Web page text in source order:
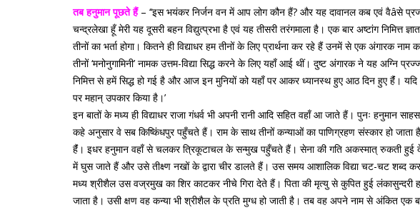
तब हनुमान पूछते हैं – ‘‘इस भयंकर निर्जन वन में आप लोग कौन हैं? और यह दावानल कब एवं वैâसे
चन्द्रलेखा हूँ मेरी यह दूसरी बहन विद्युत्प्रभा है एवं यह तीसरी तरंगमाला है। एक बार अष्टांग निमित्त
तीनों का भर्ता होगा। कितने ही विद्याधर हम तीनों के लिए प्रार्थना कर रहे हैं उनमें से एक अंगारक
तीनों ‘मनोनुगामिनी’ नामक उत्तम-विद्या सिद्ध करने के लिए यहाँ आई थीं। दुष्ट अंगारक ने यह अग्नि
निमित्त से हमें सिद्ध हो गई है और आज इन मुनियों को यहाँ पर आकर ध्यानस्थ हुए आठ दिन हुए हैंं।
पर महान् उपकार किया है।’
इन बातों के मध्य ही विद्याधर राजा गंधर्व भी अपनी रानी आदि सहित वहाँ आ जाते हैं। पुनः हनुमान
कहे अनुसार वे सब किष्किंधपुर पहुँचते हैं। राम के साथ तीनों कन्याओं का पाणिग्रहण संस्कार हो जाता
हैंं। इधर हनुमान वहाँ से चलकर त्रिकूटाचल के सन्मुख पहुँचते हैं। सेना की गति अकस्मात् रुकती हुई
में घुस जाते हैं और उसे तीक्ष्ण नखों के द्वारा चीर डालते हैं। उस समय आशालिक विद्या चट-चट
मध्य श्रीशैल उस वज्रमुख का शिर काटकर नीचे गिरा देते हैं। पिता की मृत्यु से कुपित हुई
जाता है। उसी क्षण वह कन्या भी श्रीशैल के प्रति मुग्ध हो जाती है। तब वह अपने नाम से अंकित एक